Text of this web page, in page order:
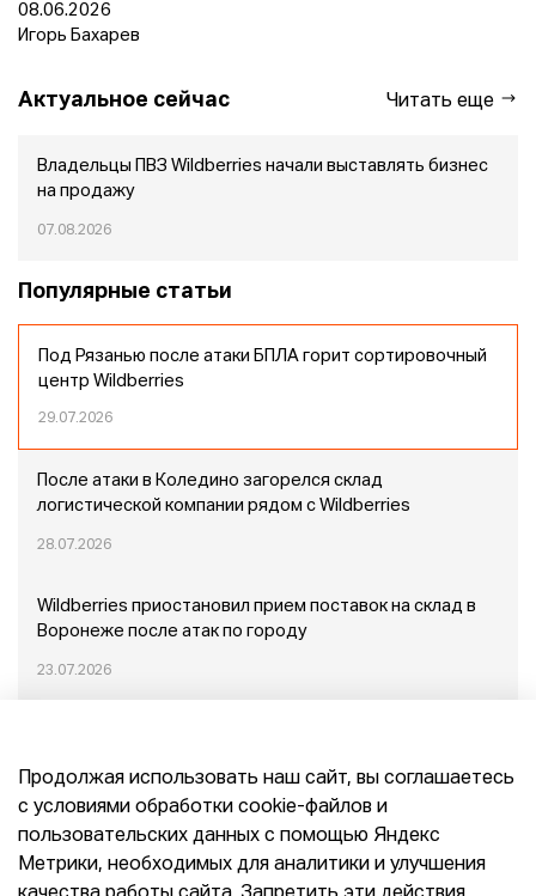
08.06.2026
Игорь Бахарев
Актуальное сейчас Читать еще
Владельцы ПВЗ Wildberries начали выставлять бизнес
на продажу
07.08.2026
Популярные статьи
Под Рязанью после атаки БПЛА горит сортировочный
центр Wildberries
29.07.2026
После атаки в Коледино загорелся склад
логистической компании рядом с Wildberries
28.07.2026
Wildberries приостановил прием поставок на склад в
Воронеже после атак по городу
23.07.2026
Конец эпохи маркетплейсов: прогнозы сооснователя
Mr.Doors Максима Валецкого
Продолжая использовать наш сайт, вы соглашаетесь
с условиями обработки cookie-файлов и
пользовательских данных с помощью Яндекс
Метрики, необходимых для аналитики и улучшения